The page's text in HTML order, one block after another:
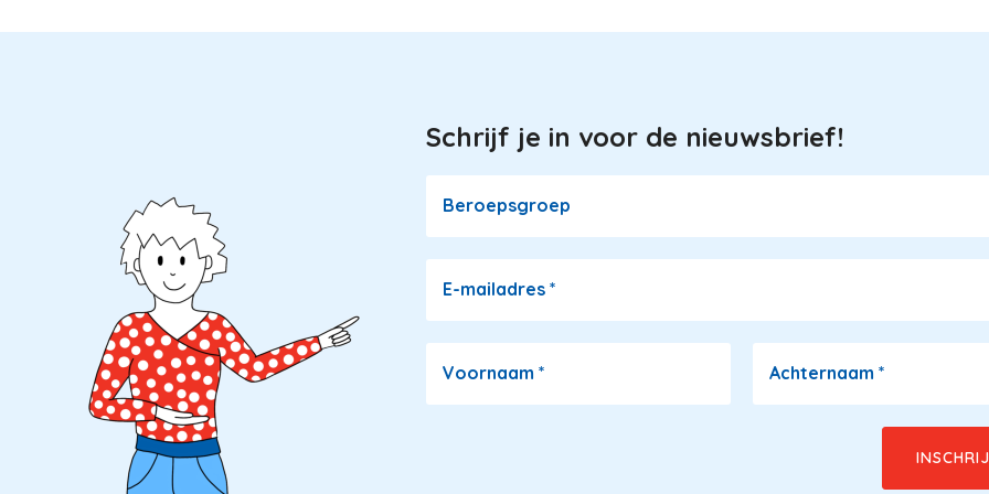
Schrijf je in voor de nieuwsbrief!
Beroepsgroep
E-mailadres *
Voornaam * Achternaam *